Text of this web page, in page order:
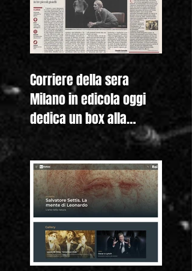
Corriere della sera
Milano in edicola oggi
dedica un box alla
nostra mostra "Lewis
Hine. Americ